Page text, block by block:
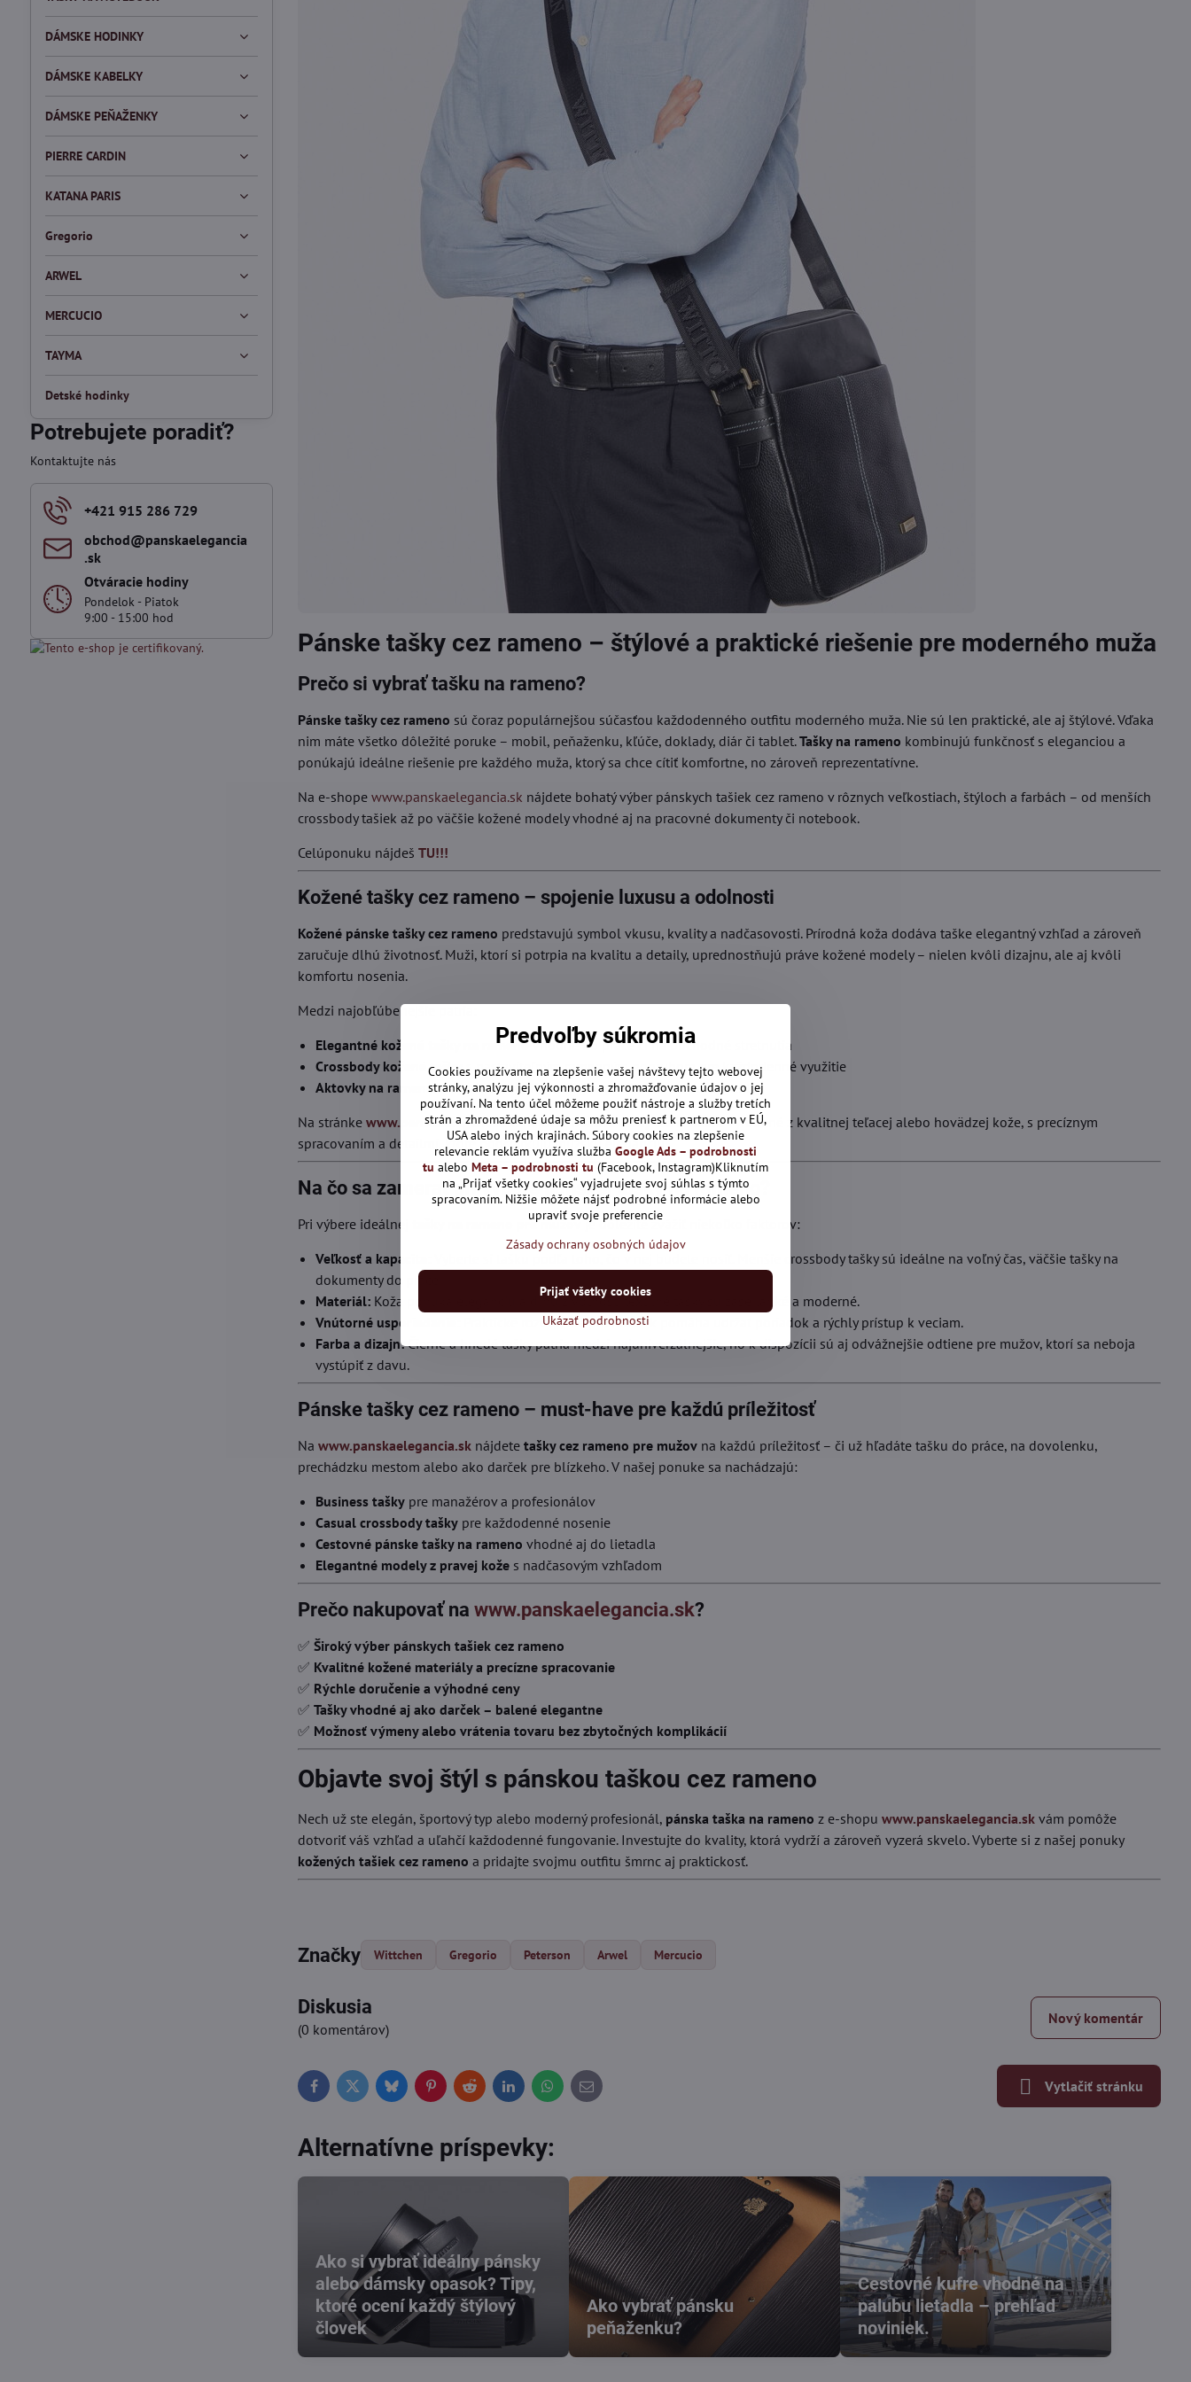
Pánske tašky cez rameno – štýlové a praktické riešenie pre moderného muža
Prečo si vybrať tašku na rameno?
Pánske tašky cez rameno sú čoraz populárnejšou súčasťou každodenného outfitu moderného muža. Nie sú len praktické, ale aj štýlové. Vďaka
nim máte všetko dôležité poruke – mobil, peňaženku, kľúče, doklady, diár či tablet.Tašky na rameno kombinujú funkčnosť s eleganciou a
ponúkajú ideálne riešenie pre každého muža, ktorý sa chce cítiť komfortne, no zároveň reprezentatívne.
Na e-shopewww.panskaelegancia.sk nájdete bohatý výber pánskych tašiek cez rameno v rôznych veľkostiach, štýloch a farbách – od menších
crossbody tašiek až po väčšie kožené modely vhodné aj na pracovné dokumenty či notebook.
Celúponuku nájdešTU!!!
Kožené tašky cez rameno – spojenie luxusu a odolnosti
Kožené pánske tašky cez rameno predstavujú symbol vkusu, kvality a nadčasovosti. Prírodná koža dodáva taške elegantný vzhľad a zároveň
zaručuje dlhú životnosť. Muži, ktorí si potrpia na kvalitu a detaily, uprednostňujú práve kožené modely – nielen kvôli dizajnu, ale aj kvôli
komfortu nosenia.
Medzi najobľúbenejšie patria:
Elegantné kožené tašky na ramenovhodné do práce či na obchodné stretnutia
Crossbody kožené taškys nastaviteľným ramenným popruhom pre každodenné využitie
Aktovky na ramenos množstvom priehradiek a priečinkov na dokumenty
Na stránkewww.panskaelegancia.sknájdete kožené tašky cez ramenovyrobené z kvalitnej teľacej alebo hovädzej kože, s precíznym
spracovaním a detailmi, ktoré podčiarkujú mužskú eleganciu.
Na čo sa zamerať pri výbere pánskej tašky na rameno?
Pri výbere ideálnej tašky na rameno pre mužovje dôležité zvážiť niekoľko faktorov:
Veľkosť a kapacita:
Vyberte si tašku podľa toho, čo v nej budete nosiť. Menšie crossbody tašky sú ideálne na voľný čas, väčšie tašky na
dokumenty do práce.
Materiál: Koža ponúka eleganciu a dlhú životnosť, textilné tašky sú zase ľahké a moderné.
Vnútorné usporiadanie:
Praktické rozdelenie priehradiek pomáha udržať poriadok a rýchly prístup k veciam.
Farba a dizajn:Čierne a hnedé tašky patria medzi najuniverzálnejšie, no k dispozícii sú aj odvážnejšie odtiene pre mužov, ktorí sa neboja
vystúpiť z davu.
Pánske tašky cez rameno – must-have pre každú príležitosť
Nawww.panskaelegancia.sk nájdetetašky cez rameno pre mužov na každú príležitosť – či už hľadáte tašku do práce, na dovolenku,
prechádzku mestom alebo ako darček pre blízkeho. V našej ponuke sa nachádzajú:
Business tašky pre manažérov a profesionálov
Casual crossbody tašky pre každodenné nosenie
Cestovné pánske tašky na rameno vhodné aj do lietadla
Elegantné modely z pravej kože s nadčasovým vzhľadom
Prečo nakupovať nawww.panskaelegancia.sk?
✅Široký výber pánskych tašiek cez rameno
✅ Kvalitné kožené materiály a precízne spracovanie
✅ Rýchle doručenie a výhodné ceny
✅Tašky vhodné aj ako darček – balené elegantne
✅ Možnosť výmeny alebo vrátenia tovaru bez zbytočných komplikácií
Objavte svoj štýl s pánskou taškou cez rameno
Nech už ste elegán, športový typ alebo moderný profesionál, pánska taška na rameno z e-shopuwww.panskaelegancia.sk vám pomôže
dotvoriť váš vzhľad a uľahčí každodenné fungovanie. Investujte do kvality, ktorá vydrží a zároveň vyzerá skvelo. Vyberte si z našej ponuky
kožených tašiek cez rameno a pridajte svojmu outfitu šmrnc aj praktickosť.
Značky Wittchen Gregorio Peterson Arwel Mercucio
Diskusia
(0 komentárov)
Nový komentár
FacebookTwitterBlueskyPinterestRedditLinkedInWhatsApp
E-
mail
Vytlačiť stránku
Alternatívne príspevky:
Ako si vybrať ideálny pánsky
alebo dámsky opasok? Tipy,
ktoré ocení každý štýlový
človek
Ako vybrať pánsku
peňaženku?
Cestovné kufre vhodné na
palubu lietadla – prehľad
noviniek.
DÁMSKE HODINKY
DÁMSKE KABELKY
DÁMSKE PEŇAŽENKY
PIERRE CARDIN
KATANA PARIS
Gregorio
ARWEL
MERCUCIO
TAYMA
Detské hodinky
Potrebujete poradiť?
Kontaktujte nás
+421 915 286 729
obchod​@panskaelegancia​
.sk
Otváracie hodiny
Pondelok - Piatok
9:00 - 15:00 hod
Predvoľby súkromia
Cookies používame na zlepšenie vašej návštevy tejto webovej
stránky, analýzu jej výkonnosti a zhromažďovanie údajov o jej
používaní. Na tento účel môžeme použiť nástroje a služby tretích
strán a zhromaždené údaje sa môžu preniesť k partnerom v EÚ,
USA alebo iných krajinách. Súbory cookies na zlepšenie
relevancie reklám využíva služba Google Ads – podrobnosti
tu alebo Meta – podrobnosti tu (Facebook, Instagram)Kliknutím
na „Prijať všetky cookies“ vyjadrujete svoj súhlas s týmto
spracovaním. Nižšie môžete nájsť podrobné informácie alebo
upraviť svoje preferencie
Zásady ochrany osobných údajov
Ukázať podrobnosti
Prijať všetky cookies